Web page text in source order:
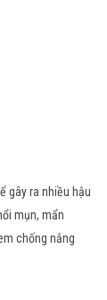
gây ra nhiều hậu
mụn, mẩn
chống nắng